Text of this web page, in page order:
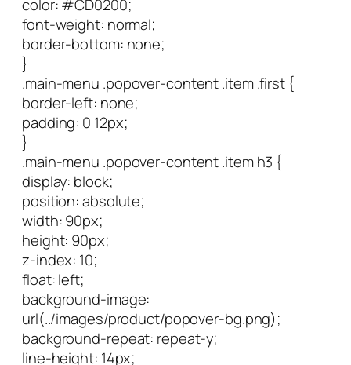
color: #CD0200;
font-weight: normal;
border-bottom: none;
}
.main-menu .popover-content .item .first {
border-left: none;
padding: 0 12px;
}
.main-menu .popover-content .item h3 {
display: block;
position: absolute;
width: 90px;
height: 90px;
z-index: 10;
float: left;
background-image:
url(../images/product/popover-bg.png);
background-repeat: repeat-y;
line-height: 14px;